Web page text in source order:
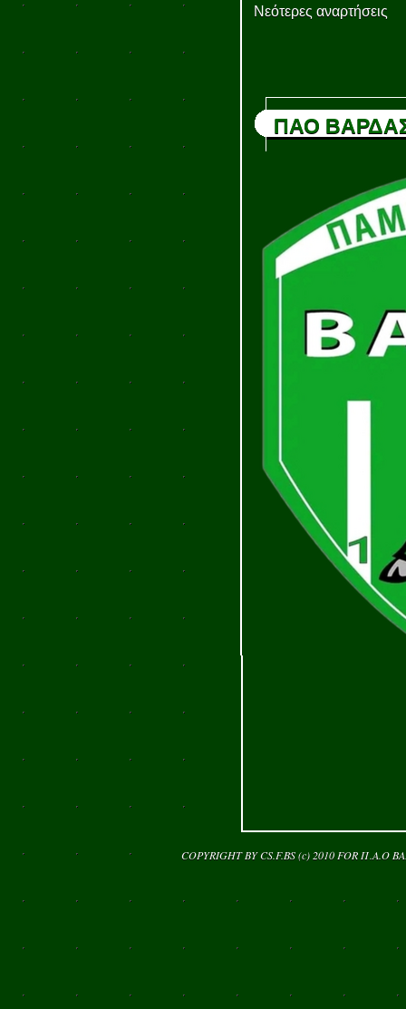
Νεότερες αναρτήσεις
ΠΑΟ
COPYRIGHT BY CS.F.BS (c) 2010 FOR Π.Α.Ο